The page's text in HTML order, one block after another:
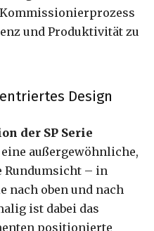
und Produktivität zu
Design
der SP Serie
außergewöhnliche,
Rundumsicht – in
nach oben und nach
ist dabei das
positionierte